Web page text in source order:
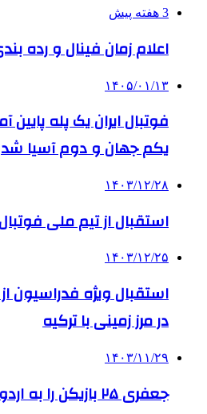
3 هفته پیش
اعلام زمان فینال و رده
۱۴۰۵/۰۱/۱۳
فوتبال ایران یک پله
یکم جهان و دوم آسیا شد
۱۴۰۳/۱۲/۲۸
استقبال از تیم ملی فوتبال
۱۴۰۳/۱۲/۲۵
استقبال ویژه فدراسیون
در مرز زمینی با ترکیه
۱۴۰۳/۱۱/۲۹
جعفری ۲۵ بازیکن